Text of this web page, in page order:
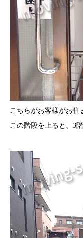
こちらがお客様がお住
この階段を上ると、3